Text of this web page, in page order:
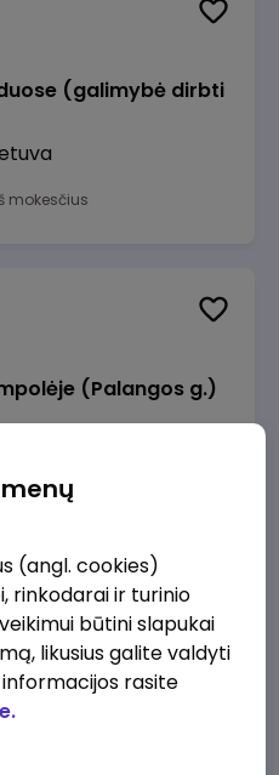
(galimybė dirbti
mokesčius
(Palangos g.)
mokesčius
Manager (fixed
(angl. cookies)
rinkodarai ir turinio
būtini slapukai
likusius galite valdyti
rasite